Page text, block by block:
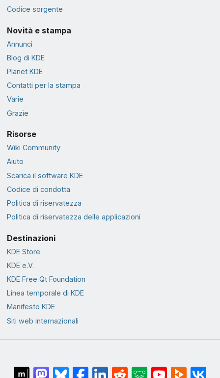
Codice sorgente
Novità e stampa
Annunci
Blog di KDE
Planet KDE
Contatti per la stampa
Varie
Grazie
Risorse
Wiki Community
Aiuto
Scarica il software KDE
Codice di condotta
Politica di riservatezza
Politica di riservatezza delle applicazioni
Destinazioni
KDE Store
KDE e.V.
KDE Free Qt Foundation
Linea temporale di KDE
Manifesto KDE
Siti web internazionali